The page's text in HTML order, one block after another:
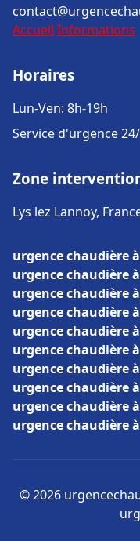
Accueil Informations
Horaires
Lun-Ven: 8h-19h
Service d'urgence
Zone
Lys lez Lannoy,
urgence chaudière
urgence chaudière
urgence chaudière
urgence chaudière
urgence chaudière
urgence chaudière
urgence chaudière à
urgence chaudière
urgence chaudière
urgence chaudière
© 2026